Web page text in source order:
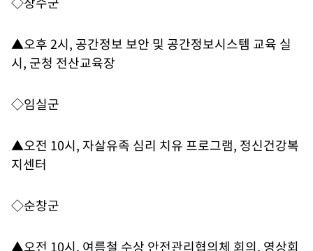
▲오후 2시, 공간정보 보안 및 공간정보시스템 교육 실
시, 군청 전산교육장
◇임실군
▲오전 10시, 자살유족 심리 치유 프로그램, 정신건강복
지센터
◇순창군
▲오전 10시, 여름철 수상 안전관리협의체 회의, 영상회